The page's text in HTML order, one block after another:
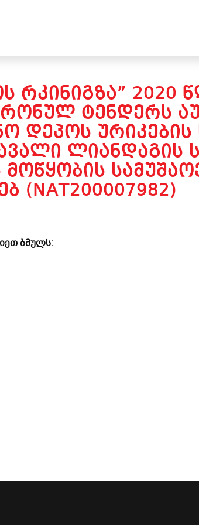
ᲠᲙᲘᲜᲘᲒᲖᲐ” 2020
ᲢᲔᲜᲓᲔᲠᲡ
ᲓᲔᲞᲝᲡ ᲣᲠᲘᲙᲔᲑᲘᲡ
ᲚᲘᲐᲜᲓᲐᲒᲘᲡ
ᲛᲝᲬᲧᲝᲑᲘᲡ
(NAT200007982)
ბმულს: